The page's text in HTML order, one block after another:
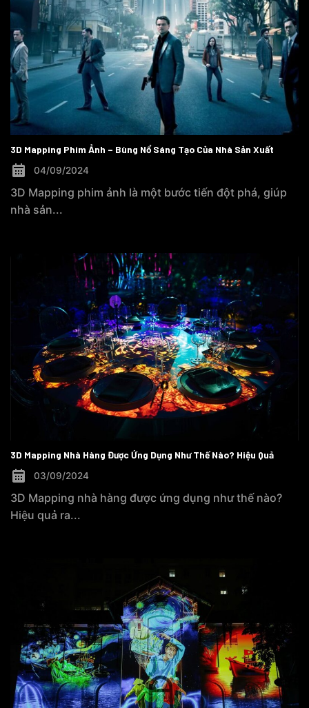
3D Mapping Phim Ảnh – Bùng Nổ Sáng Tạo Của Nhà Sản Xuất
04/09/2024
3D Mapping phim ảnh là một bước tiến đột phá, giúp
nhà sản...
3D Mapping Nhà Hàng Được Ứng Dụng Như Thế Nào? Hiệu Quả
03/09/2024
3D Mapping nhà hàng được ứng dụng như thế nào?
Hiệu quả ra...